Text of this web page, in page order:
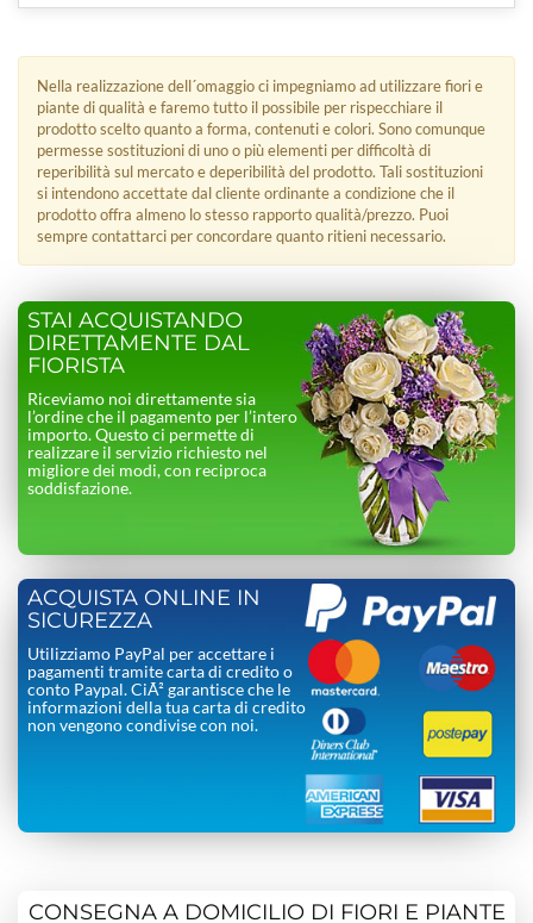
Nella realizzazione dell´omaggio ci impegniamo ad utilizzare fiori e
piante di qualità e faremo tutto il possibile per rispecchiare il
prodotto scelto quanto a forma, contenuti e colori. Sono comunque
permesse sostituzioni di uno o più elementi per difficoltà di
reperibilità sul mercato e deperibilità del prodotto. Tali sostituzioni
si intendono accettate dal cliente ordinante a condizione che il
prodotto offra almeno lo stesso rapporto qualità/prezzo. Puoi
sempre contattarci per concordare quanto ritieni necessario.
STAI ACQUISTANDO
DIRETTAMENTE DAL
FIORISTA
Riceviamo noi direttamente sia
l’ordine che il pagamento per l’intero
importo. Questo ci permette di
realizzare il servizio richiesto nel
migliore dei modi, con reciproca
soddisfazione.
ACQUISTA ONLINE IN
SICUREZZA
Utilizziamo PayPal per accettare i
pagamenti tramite carta di credito o
conto Paypal. CiÃ² garantisce che le
informazioni della tua carta di credito
non vengono condivise con noi.
CONSEGNA A DOMICILIO DI FIORI E PIANTE